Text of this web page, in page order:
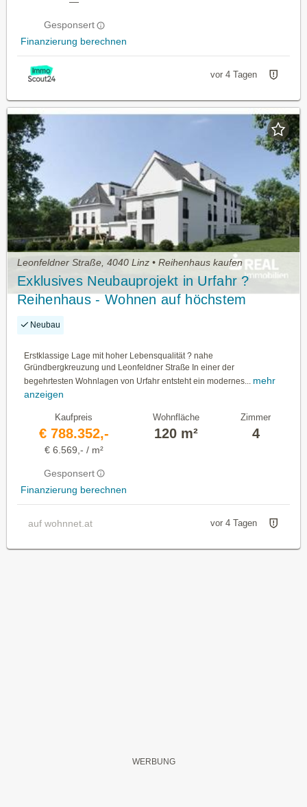
Gesponsert
Finanzierung berechnen
vor 4 Tagen
Leonfeldner Straße, 4040 Linz • Reihenhaus kaufen
Exklusives Neubauprojekt in Urfahr ?
Reihenhaus - Wohnen auf höchstem
Niveau
Neubau
Erstklassige Lage mit hoher Lebensqualität ? nahe
Gründbergkreuzung und Leonfeldner Straße In einer der
begehrtesten Wohnlagen von Urfahr entsteht ein modernes... mehr
anzeigen
Kaufpreis
€ 788.352,-
€ 6.569,- / m²
Gesponsert
Finanzierung berechnen
Wohnfläche
120 m²
Zimmer
4
auf wohnnet.at vor 4 Tagen